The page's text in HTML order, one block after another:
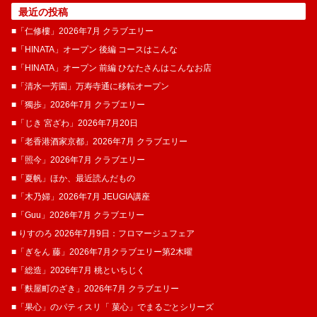
最近の投稿
■「仁修樓」2026年7月 クラブエリー
■「HINATA」オープン 後編 コースはこんな
■「HINATA」オープン 前編 ひなたさんはこんなお店
■「清水一芳園」万寿寺通に移転オープン
■「獨歩」2026年7月 クラブエリー
■「じき 宮ざわ」2026年7月20日
■「老香港酒家京都」2026年7月 クラブエリー
■「照今」2026年7月 クラブエリー
■「夏帆」ほか、最近読んだもの
■「木乃婦」2026年7月 JEUGIA講座
■「Guu」2026年7月 クラブエリー
■ りすのろ 2026年7月9日：フロマージュフェア
■「ぎをん 藤」2026年7月クラブエリー第2木曜
■「総造」2026年7月 桃といちじく
■「麩屋町のざき」2026年7月 クラブエリー
■「果心」のパティスリ「 菓​心」でまるごとシリーズ